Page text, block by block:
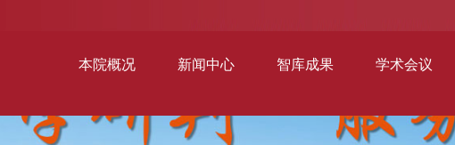
本院概况 新闻中心 智库成果 学术会议